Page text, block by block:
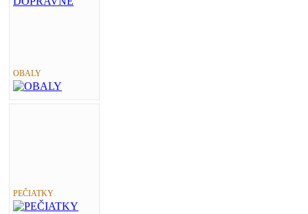
OBALY
PEČIATKY